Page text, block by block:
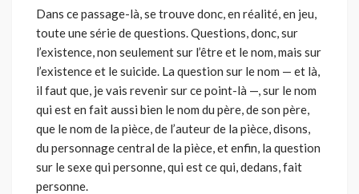
Dans ce passage-là, se trouve donc, en réalité, en jeu,
toute une série de questions. Questions, donc, sur
l’existence, non seulement sur l’être et le nom, mais sur
l’existence et le suicide. La question sur le nom — et là,
il faut que, je vais revenir sur ce point-là —, sur le nom
qui est en fait aussi bien le nom du père, de son père,
que le nom de la pièce, de l’auteur de la pièce, disons,
du personnage central de la pièce, et enfin, la question
sur le sexe qui personne, qui est ce qui, dedans, fait
personne.